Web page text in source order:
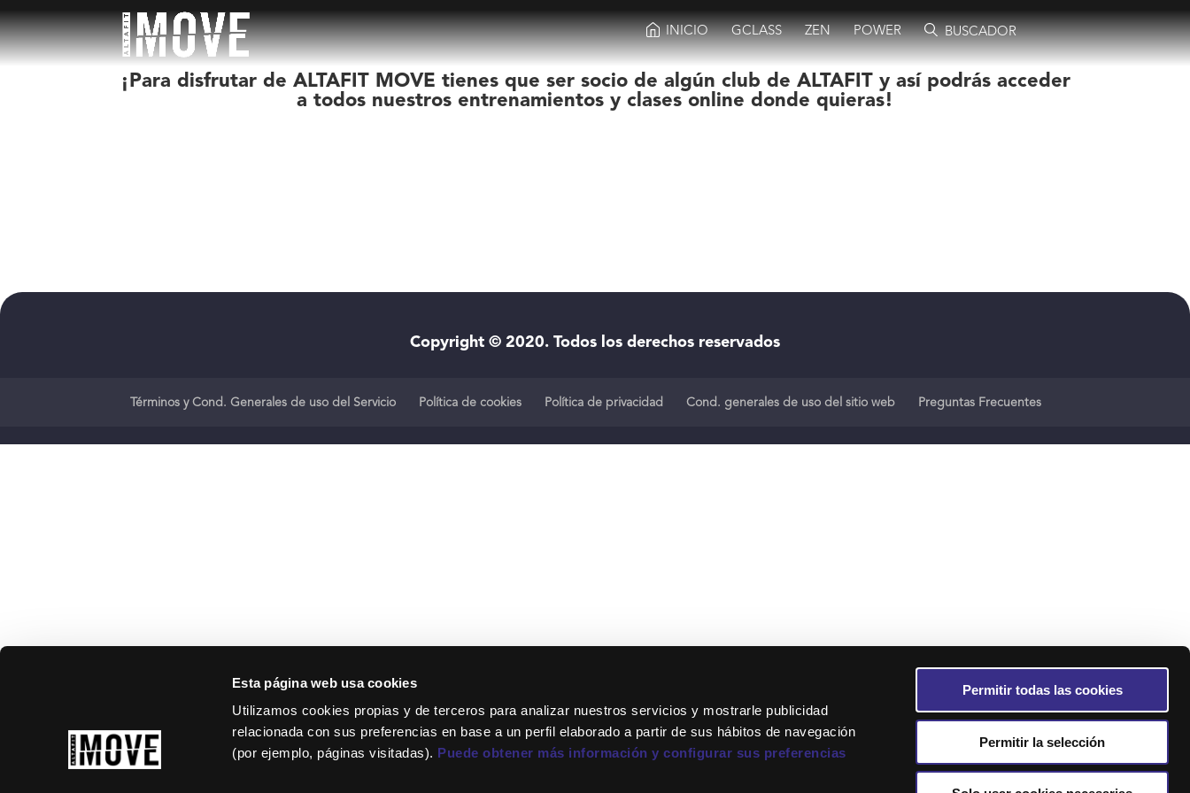
Esta página web usa cookies
Utilizamos cookies propias y de terceros para analizar nuestros servicios y mostrarle publicidad
relacionada con sus preferencias en base a un perfil elaborado a partir de sus hábitos de navegación
(por ejemplo, páginas visitadas). Puede obtener más información y configurar sus preferencias
Permitir todas las cookies
Permitir la selección
INICIO GCLASS ZEN POWER BUSCADOR
¡Para disfrutar de ALTAFIT MOVE tienes que ser socio de algún club de ALTAFIT y así podrás acceder
a todos nuestros entrenamientos y clases online donde quieras!
Copyright © 2020. Todos los derechos reservados
Términos y Cond. Generales de uso del Servicio Política de cookies Política de privacidad Cond. generales de uso del sitio web Preguntas Frecuentes